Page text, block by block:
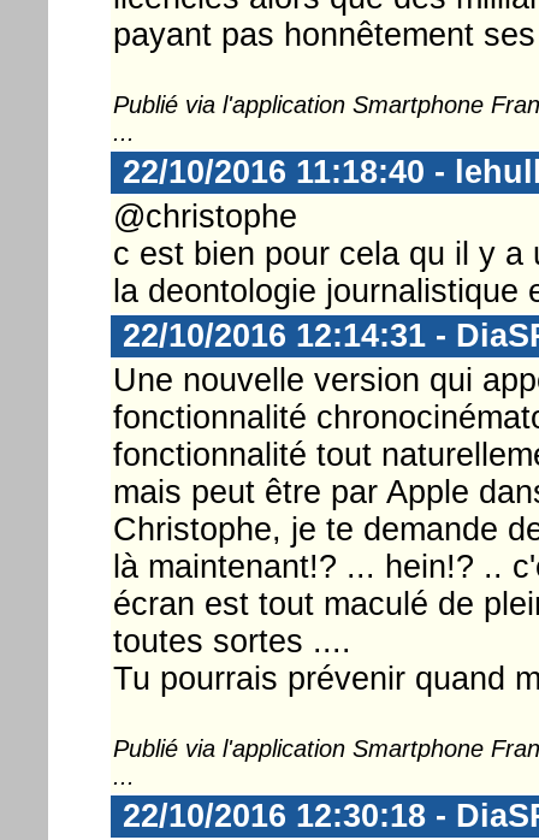
payant pas honnêtement
Publié via l'application Smartphone
...
22/10/2016 11:18:40 -
@christophe
c est bien pour cela qu il y a
la deontologie journalistique
22/10/2016 12:14:31 -
Une nouvelle version qui
fonctionnalité
fonctionnalité tout
mais peut être par Apple
Christophe, je te demande
là maintenant!? ... hein!? ..
écran est tout maculé de
toutes sortes ....
Tu pourrais prévenir quand
Publié via l'application Smartphone
...
22/10/2016 12:30:18 -